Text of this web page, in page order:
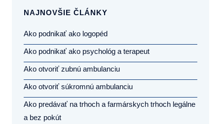
NAJNOVŠIE ČLÁNKY
Ako podnikať ako logopéd
Ako podnikať ako psychológ a terapeut
Ako otvoriť zubnú ambulanciu
Ako otvoriť súkromnú ambulanciu
Ako predávať na trhoch a farmárskych trhoch legálne
a bez pokút